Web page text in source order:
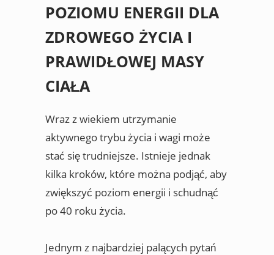
POZIOMU ENERGII DLA
ZDROWEGO ŻYCIA I
PRAWIDŁOWEJ MASY
CIAŁA
Wraz z wiekiem utrzymanie
aktywnego trybu życia i wagi może
stać się trudniejsze. Istnieje jednak
kilka kroków, które można podjąć, aby
zwiększyć poziom energii i schudnąć
po 40 roku życia.
Jednym z najbardziej palących pytań